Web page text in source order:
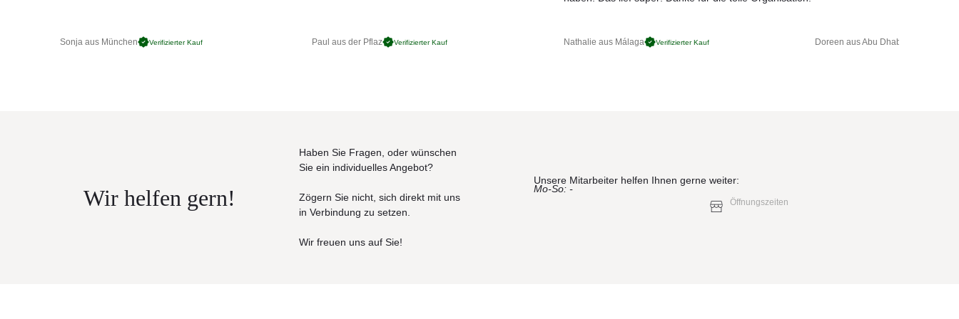
• Durchgangshöhe: 215 cm
Sonja aus München Verifizierter Kauf Paul aus der Pflaz Verifizierter Kauf Nathalie aus Málaga Verifizierter Kauf Doreen aus Abu Dhabi
Wir helfen gern!
Haben Sie Fragen, oder wünschen
Sie ein individuelles Angebot?
Zögern Sie nicht, sich direkt mit uns
in Verbindung zu setzen.
Wir freuen uns auf Sie!
Unsere Mitarbeiter helfen Ihnen gerne weiter:
Mo-So: -
Öffnungszeiten